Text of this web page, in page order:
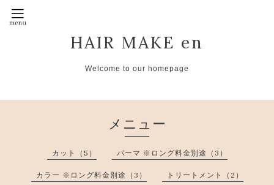
HAIR MAKE en
Welcome to our homepage
メニュー
カット（5） パーマ ※ロング料金別途（3）
カラー ※ロング料金別途（3） トリートメント（2）